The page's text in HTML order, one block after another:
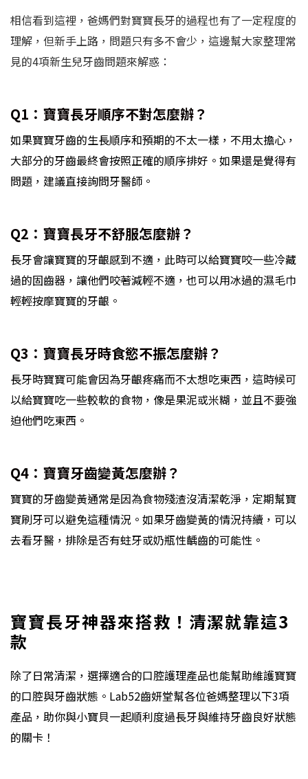
相信看到這裡，爸媽們對寶寶長牙的過程也有了一定程度的
理解，但新手上路，問題只有多不會少，這邊幫大家整理常
見的4項新生兒牙齒問題來解惑：
Q1：寶寶長牙順序不對怎麼辦？
如果寶寶牙齒的生長順序和預期的不太一樣，不用太擔心，
大部分的牙齒最終會按照正確的順序排好。如果還是覺得有
問題，建議直接詢問牙醫師。
Q2：寶寶長牙不舒服怎麼辦？
長牙會讓寶寶的牙齦感到不適，此時可以給寶寶咬一些冷藏
過的固齒器，讓他們咬著減輕不適，也可以用冰過的濕毛巾
輕輕按摩寶寶的牙齦。
Q3：寶寶長牙時食慾不振怎麼辦？
長牙時寶寶可能會因為牙齦疼痛而不太想吃東西，這時候可
以給寶寶吃一些較軟的食物，像是果泥或米糊，並且不要強
迫他們吃東西。
Q4：寶寶牙齒變黃怎麼辦？
寶寶的牙齒變黃通常是因為食物殘渣沒清潔乾淨，定期幫寶
寶刷牙可以避免這種情況。如果牙齒變黃的情況持續，可以
去看牙醫，排除是否有蛀牙或奶瓶性齲齒的可能性。
寶寶長牙神器來搭救！清潔就靠這3
款
除了日常清潔，選擇適合的口腔護理產品也能幫助維護寶寶
的口腔與牙齒狀態。Lab52齒妍堂幫各位爸媽整理以下3項
產品，助你與小寶貝一起順利度過長牙與維持牙齒良好狀態
的關卡！